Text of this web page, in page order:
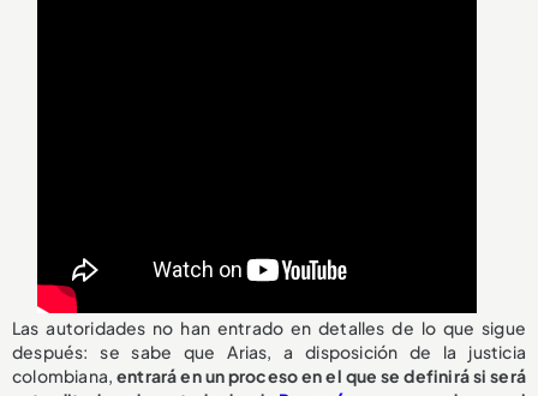
Las autoridades no han entrado en detalles de lo que sigue
después: se sabe que Arias, a disposición de la justicia
colombiana,entrará en un proceso en el que se definirá si será